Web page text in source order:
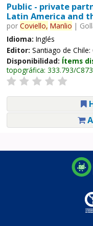
Public - private
Latin America and
por Coviello, Manlio |
Idioma: Inglés
Editor: Santiago de Chile:
Disponibilidad: Ítems
topográfica: 333.793/